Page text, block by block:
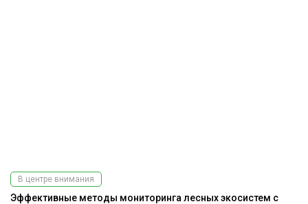
В центре внимания
Эффективные методы мониторинга лесных экосистем с